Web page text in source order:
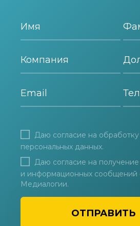
ОТПРАВИТЬ
Даю согласие на обработку
персональных данных.
Даю согласие на
и информационных сообщений
Медиалогии.